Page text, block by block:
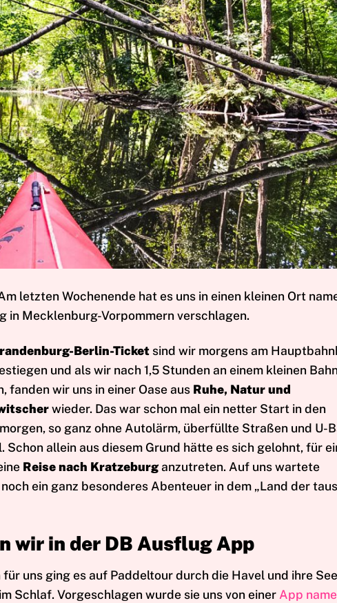
m letzten Wochenende hat es uns in einen kleinen Ort
in Mecklenburg-Vorpommern verschlagen.
Berlin-Ticket sind wir morgens am
und als wir nach 1,5 Stunden an einem kleinen
fanden wir uns in einer Oase aus Ruhe, Natur und
wieder. Das war schon mal ein netter Start in den
so ganz ohne Autolärm, überfüllte Straßen und U-
Schon allein aus diesem Grund hätte es sich gelohnt, für
Reise nach Kratzeburganzutreten. Auf uns wartete
ein ganz besonderes Abenteuer in dem „Land der
wir in der DB Ausflug App
uns ging es auf Paddeltour durch die Havel und ihre
Schlaf. Vorgeschlagen wurde sie uns von einer App